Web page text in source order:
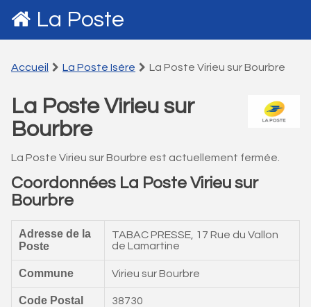
La Poste
Accueil La Poste Isére La Poste Virieu sur Bourbre
La Poste Virieu sur
Bourbre
La Poste Virieu sur Bourbre est actuellement fermée.
Coordonnées La Poste Virieu sur
Bourbre
Adresse de la
Poste
TABAC PRESSE, 17 Rue du Vallon
de Lamartine
Commune Virieu sur Bourbre
Code Postal 38730